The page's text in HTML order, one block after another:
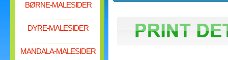
BØRNE-MALESIDER
DYRE-MALESIDER
MANDALA-MALESIDER